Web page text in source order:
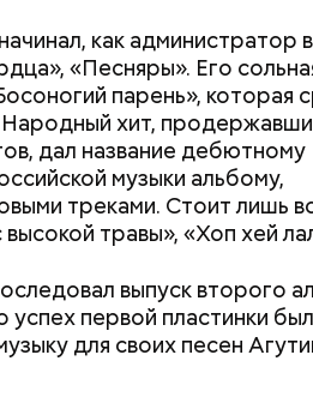
как администратор
«Песняры». Его
парень», которая
хит,
дал название дебютному
музыки альбому,
треками. Стоит лишь
травы», «Хоп хей
выпуск второго
первой пластинки был
для своих песен
Николай спас от
Роберт
Маникюр
украшу:
Москве летом